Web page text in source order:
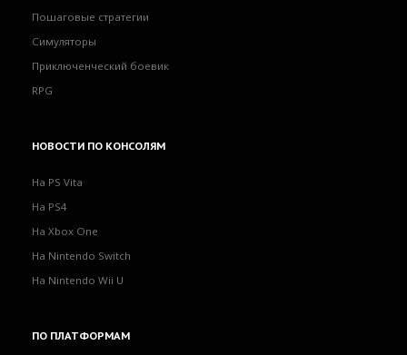
Пошаговые стратегии
Симуляторы
Приключенческий боевик
RPG
НОВОСТИ ПО КОНСОЛЯМ
На PS Vita
На PS4
На Xbox One
На Nintendo Switch
На Nintendo Wii U
ПО ПЛАТФОРМАМ